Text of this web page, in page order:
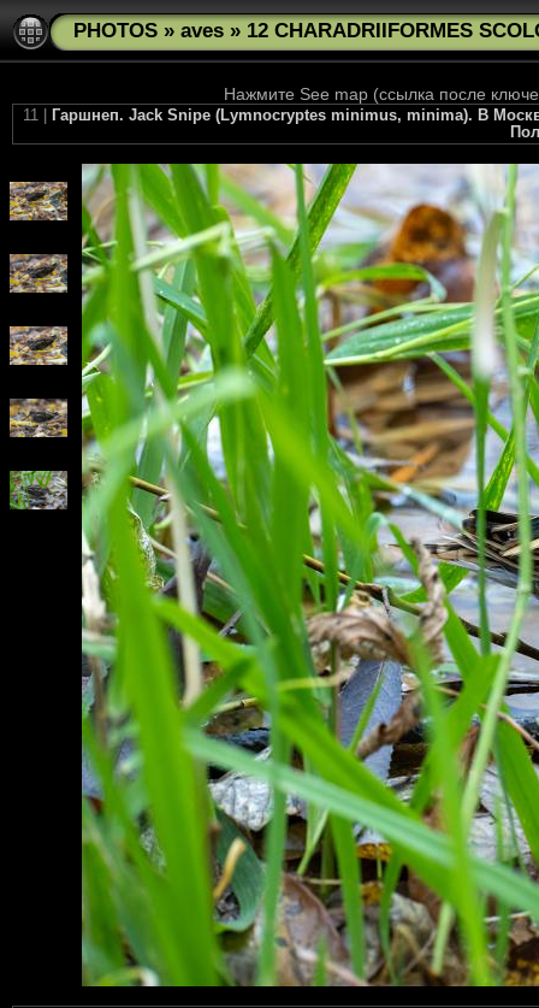
PHOTOS » aves » 12 CHARADRIIFORMES
Нажмите See map (ссылка после
11 |
Гаршнеп. Jack Snipe (Lymnocryptes minimus, minima). В